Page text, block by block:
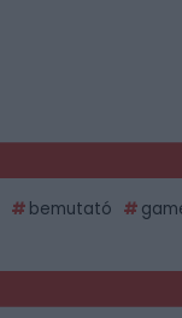
bemutató